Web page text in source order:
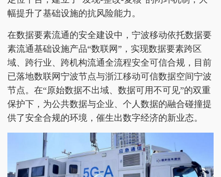
幅提升了基础设施的抗风险能力。
在数据要素流通的安全建设中，宁波移动依托数据要
素流通基础设施产品“数联网”，实现数据要素跨区
域、跨行业、跨机构流通全流程安全可信合规，目前
已落地数联网宁波节点与浙江移动可信数据空间宁波
节点。在“原始数据不出域、数据可用不可见”的双重
保护下，为公共数据与企业、个人数据的融合碰撞提
供了安全合规的环境，催生出数字经济的新业态。